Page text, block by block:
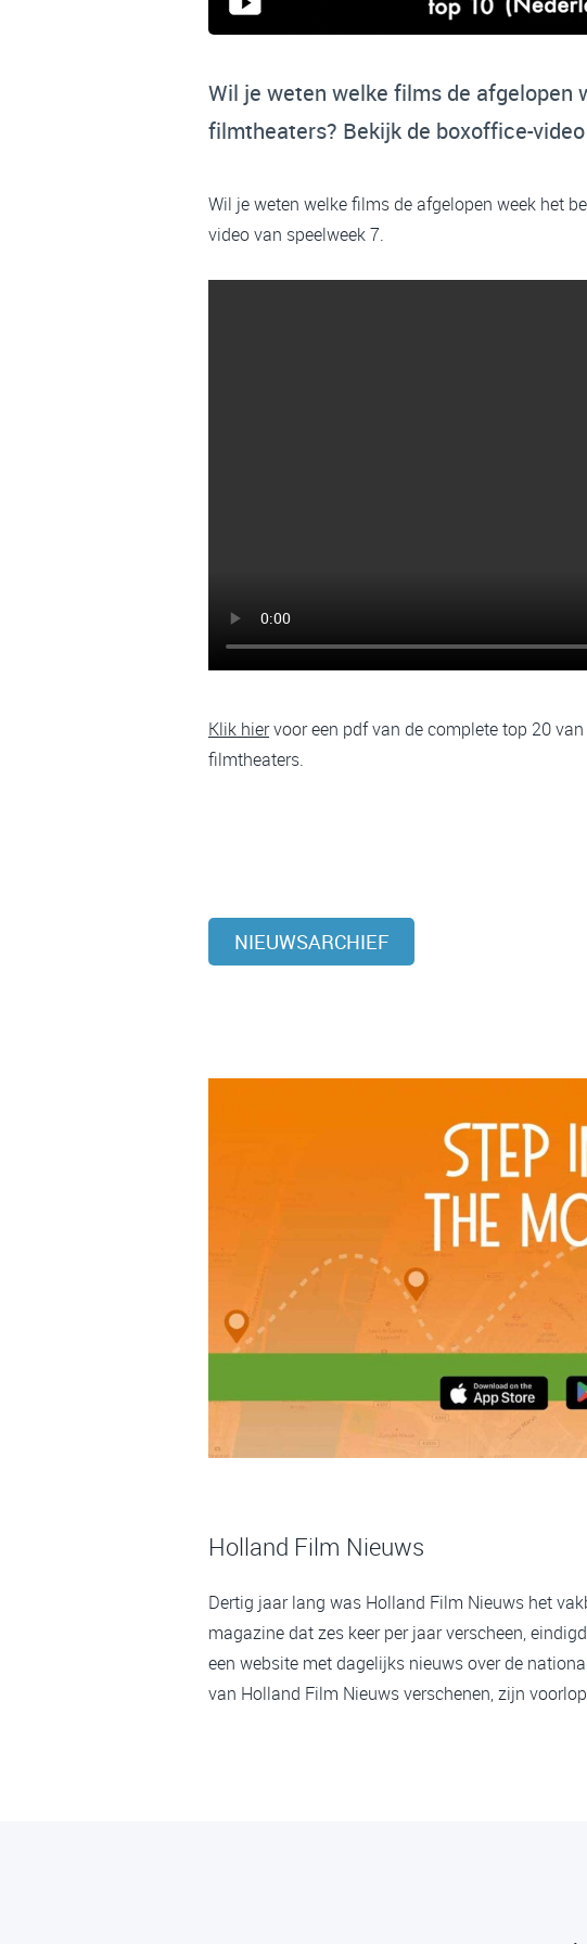
Wil je weten welke films de afgelopen
filmtheaters? Bekijk de boxoffice-
Wil je weten welke films de afgelopen week het
video van speelweek 7.
Klik hiervoor een pdf van de complete top 20
filmtheaters.
NIEUWSARCHIEF
Holland Film Nieuws
Dertig jaar lang was Holland Film Nieuws het
magazine dat zes keer per jaar verscheen,
een website met dagelijks nieuws over de
van Holland Film Nieuws verschenen, zijn